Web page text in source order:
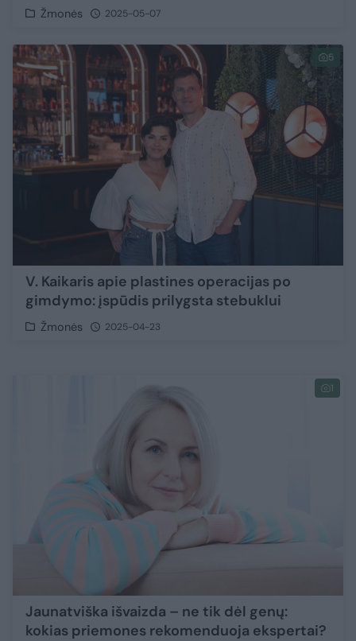
Žmonės 2025-05-07
5
V. Kaikaris apie plastines operacijas po
gimdymo: įspūdis prilygsta stebuklui
Žmonės 2025-04-23
1
Jaunatviška išvaizda – ne tik dėl genų:
kokias priemones rekomenduoja ekspertai?